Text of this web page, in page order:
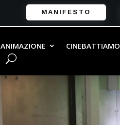
MANIFESTO
ANIMAZIONE CINEBATTIAMO